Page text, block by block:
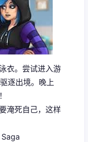
衣。尝试进入游
逐出境。晚上
淹死自己，这样